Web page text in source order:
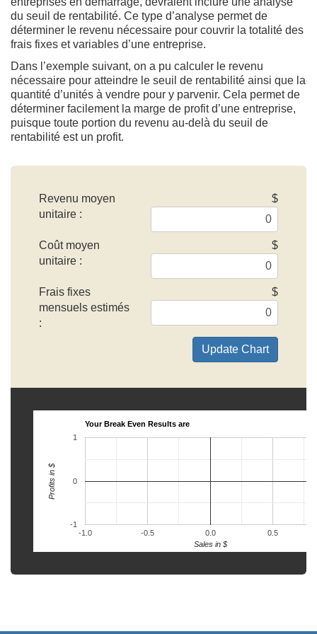
du seuil de rentabilité. Ce type d’analyse permet de
déterminer le revenu nécessaire pour couvrir la totalité des
frais fixes et variables d’une entreprise.
Dans l’exemple suivant, on a pu calculer le revenu
nécessaire pour atteindre le seuil de rentabilité ainsi que la
quantité d’unités à vendre pour y parvenir. Cela permet de
déterminer facilement la marge de profit d’une entreprise,
puisque toute portion du revenu au-delà du seuil de
rentabilité est un profit.
Revenu moyen
unitaire :
$
Coût moyen
unitaire :
$
Frais fixes
mensuels estimés
:
$
Your Break Even Results are
-1.0 -0.5 0.0 0.5
-1
0
1
Sales in $
Profits in $